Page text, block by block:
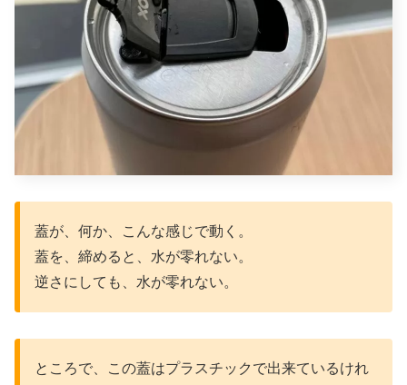
蓋が、何か、こんな感じで動く。
蓋を、締めると、水が零れない。
逆さにしても、水が零れない。
ところで、この蓋はプラスチックで出来ているけれ